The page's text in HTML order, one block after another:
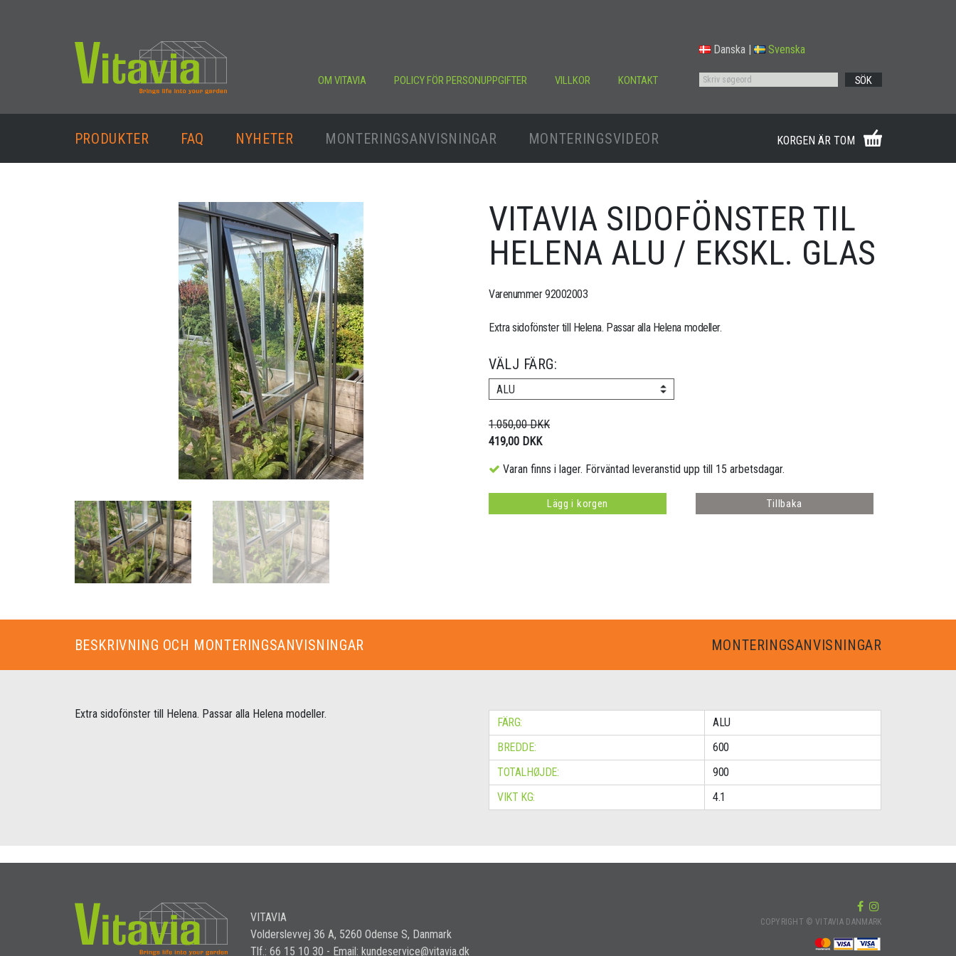
OM VITAVIA POLICY FÖR PERSONUPPGIFTER VILLKOR KONTAKT
Danska | Svenska
SÖK
PRODUKTER FAQ NYHETER MONTERINGSANVISNINGAR MONTERINGSVIDEOR KORGEN ÄR TOM
VITAVIA SIDOFÖNSTER TIL
HELENA ALU / EKSKL. GLAS
Varenummer 92002003
Extra sidofönster till Helena. Passar alla Helena modeller.
VÄLJ FÄRG:
ALU
1.050,00 DKK
419,00 DKK
Varan finns i lager. Förväntad leveranstid upp till 15 arbetsdagar.
Lägg i korgen Tillbaka
BESKRIVNING OCH MONTERINGSANVISNINGAR MONTERINGSANVISNINGAR
Extra sidofönster till Helena. Passar alla Helena modeller.
FÄRG:
ALU
BREDDE:
600
TOTALHØJDE:
900
VIKT KG:
4.1
VITAVIA
Volderslevvej 36 A, 5260 Odense S, Danmark
Tlf.: 66 15 10 30 - Email: kundeservice@vitavia.dk
COPYRIGHT © VITAVIA DANMARK